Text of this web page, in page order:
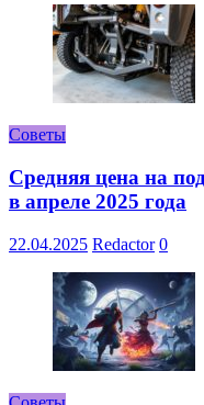
Советы
Средняя цена на
в апреле 2025 года
22.04.2025 Redactor 0